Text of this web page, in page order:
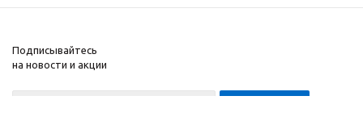
Подписывайтесь
на новости и акции